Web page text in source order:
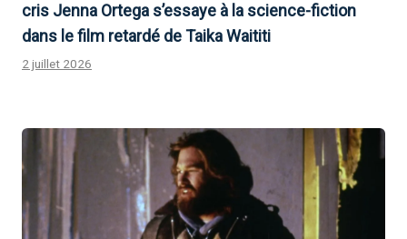
cris Jenna Ortega s’essaye à la science-fiction
dans le film retardé de Taika Waititi
2 juillet 2026